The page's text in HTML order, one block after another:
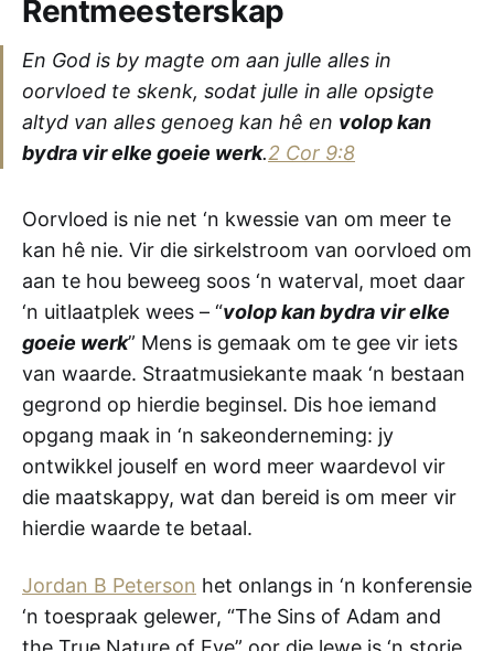
Rentmeesterskap
En God is by magte om aan julle alles in
oorvloed te skenk, sodat julle in alle opsigte
altyd van alles genoeg kan hê en volop kan
bydra vir elke goeie werk.2 Cor 9:8
Oorvloed is nie net ‘n kwessie van om meer te
kan hê nie. Vir die sirkelstroom van oorvloed om
aan te hou beweeg soos ‘n waterval, moet daar
‘n uitlaatplek wees – “volop kan bydra vir elke
goeie werk” Mens is gemaak om te gee vir iets
van waarde. Straatmusiekante maak ‘n bestaan
gegrond op hierdie beginsel. Dis hoe iemand
opgang maak in ‘n sakeonderneming: jy
ontwikkel jouself en word meer waardevol vir
die maatskappy, wat dan bereid is om meer vir
hierdie waarde te betaal.
Jordan B Peterson het onlangs in ‘n konferensie
‘n toespraak gelewer, “The Sins of Adam and